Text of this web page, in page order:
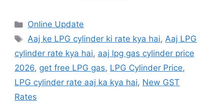
Categories
Online Update
Tags
Aaj ke LPG cylinder ki rate kya hai,Aaj LPG
cylinder rate kya hai, aaj lpg gas cylinder price
2026, get free LPG gas, LPG Cylinder Price,
LPG cylinder rate aaj ka kya hai, New GST
Rates